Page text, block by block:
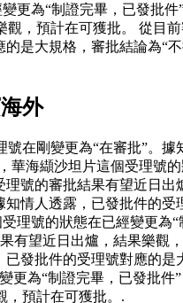
更為“制證完畢，已發批
，預計在可獲批。 從目
是大規格，審批結論為“
外
在剛變更為“在審批”。
海纈沙坦片這個受理號
號的審批結果有望近日
情人透露，已發批件的
理號的狀態在已經變更為
有望近日出爐，結果樂觀
發批件的受理號對應的
為“制證完畢，已發批
，預計在可獲批。.